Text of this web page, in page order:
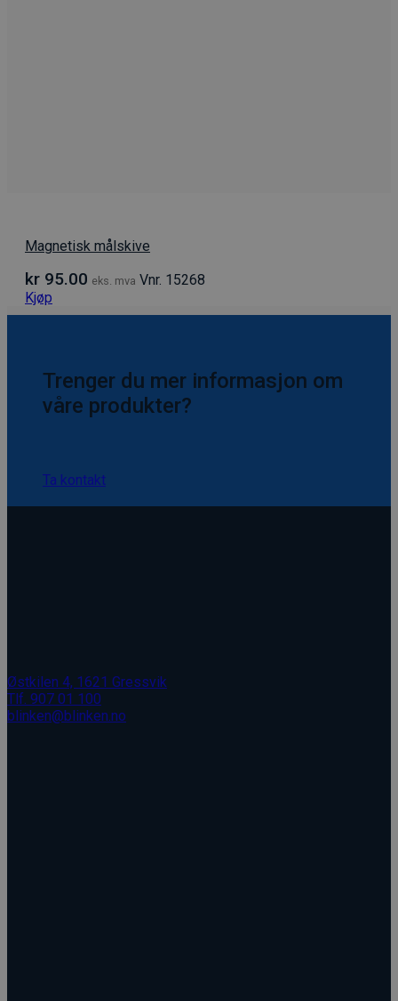
Magnetisk målskive
kr 95.00 eks. mva Vnr. 15268
Kjøp
Trenger du mer informasjon om
våre produkter?
Ta kontakt
Østkilen 4, 1621 Gressvik
Tlf. 907 01 100
blinken@blinken.no